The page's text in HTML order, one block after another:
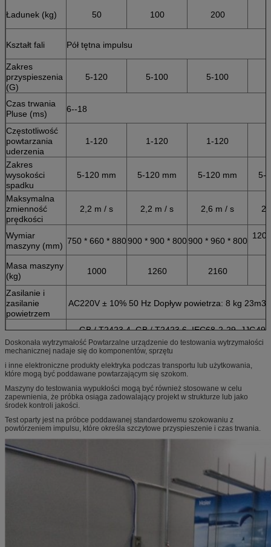
Ładunek (kg) 50 100 200
Kształt fali Pół tętna impulsu
Zakres
przyspieszenia
(G)
5-120 5-100 5-100
Czas trwania
Pluse (ms)
6--18
Częstotliwość
powtarzania
uderzenia
1-120 1-120 1-120
Zakres
wysokości
spadku
5-120 mm 5-120 mm 5-120 mm 5-
Maksymalna
zmienność
prędkości
2,2 m / s 2,2 m / s 2,6 m / s
Wymiar
maszyny (mm) 750 * 660 * 880900 * 900 * 800900 * 960 * 800
Masa maszyny
(kg)
1000 1260 2160
Zasilanie i
zasilanie
powietrzem
AC220V ± 10% 50 Hz Dopływ powietrza: 8 kg 23m3
GB / T2423.4, GB / T2423,6, IEC68-2-29,
JISC0042-1995 itp.
Doskonała wytrzymałość Powtarzalne urządzenie do testowania wytrzymałości
mechanicznej nadaje się do komponentów, sprzętu
i inne elektroniczne produkty elektryka podczas transportu lub użytkowania,
które mogą być poddawane powtarzającym się szokom.
Maszyny do testowania wypukłości mogą być również stosowane w celu
zapewnienia, że ​​próbka osiąga zadowalający projekt w strukturze lub jako
środek kontroli jakości.
Test oparty jest na próbce poddawanej standardowemu szokowaniu z
powtórzeniem impulsu, które określa szczytowe przyspieszenie i czas trwania.